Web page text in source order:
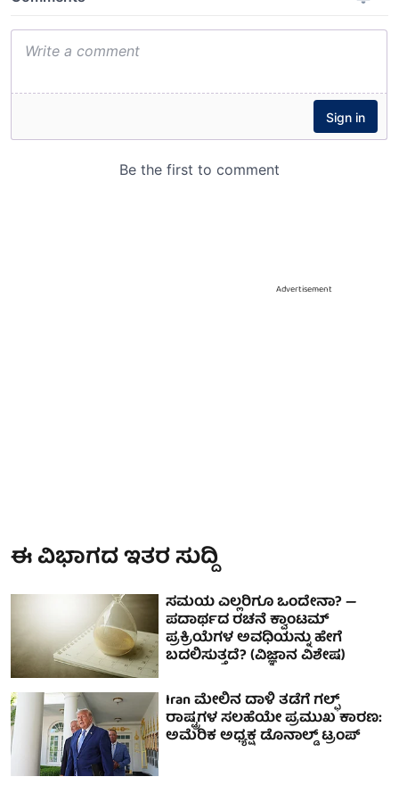
Advertisement
ಈ ವಿಭಾಗದ ಇತರ ಸುದ್ದಿ
ಸಮಯ ಎಲ್ಲರಿಗೂ ಒಂದೇನಾ? —
ಪದಾರ್ಥದ ರಚನೆ ಕ್ವಾಂಟಮ್
ಪ್ರಕ್ರಿಯೆಗಳ ಅವಧಿಯನ್ನು ಹೇಗೆ
ಬದಲಿಸುತ್ತದೆ? (ವಿಜ್ಞಾನ ವಿಶೇಷ)
Iran ಮೇಲಿನ ದಾಳಿ ತಡೆಗೆ ಗಲ್ಫ್
ರಾಷ್ಟ್ರಗಳ ಸಲಹೆಯೇ ಪ್ರಮುಖ ಕಾರಣ:
ಅಮೆರಿಕ ಅಧ್ಯಕ್ಷ ಡೊನಾಲ್ಡ್ ಟ್ರಂಪ್